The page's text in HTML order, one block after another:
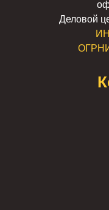
Деловой